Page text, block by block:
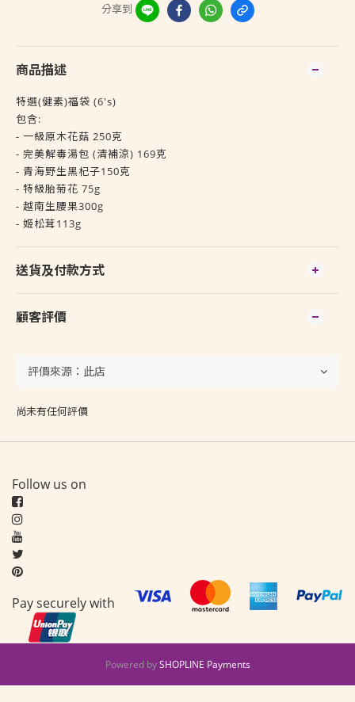
分享到
商品描述
特選(健素)福袋 (6's)
包含:
- 一級原木花菇 250克
- 完美解毒湯包 (清補涼) 169克
- 青海野生黑杞子150克
- 特級胎菊花 75g
- 越南生腰果300g
- 姬松茸113g
送貨及付款方式
顧客評價
尚未有任何評價
Follow us on
Pay securely with
Powered bySHOPLINE Payments